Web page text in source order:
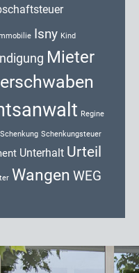
Isny Kind
Mieter
Regine
Schenkung Schenkungsteuer
Unterhalt Urteil
Wangen WEG